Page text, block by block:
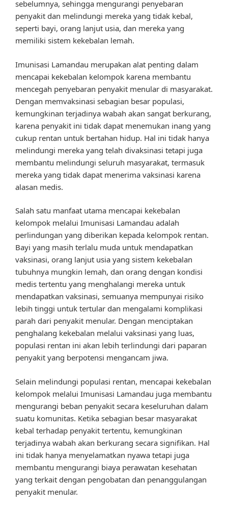
sebelumnya, sehingga mengurangi penyebaran
penyakit dan melindungi mereka yang tidak kebal,
seperti bayi, orang lanjut usia, dan mereka yang
memiliki sistem kekebalan lemah.
Imunisasi Lamandau merupakan alat penting dalam
mencapai kekebalan kelompok karena membantu
mencegah penyebaran penyakit menular di masyarakat.
Dengan memvaksinasi sebagian besar populasi,
kemungkinan terjadinya wabah akan sangat berkurang,
karena penyakit ini tidak dapat menemukan inang yang
cukup rentan untuk bertahan hidup. Hal ini tidak hanya
melindungi mereka yang telah divaksinasi tetapi juga
membantu melindungi seluruh masyarakat, termasuk
mereka yang tidak dapat menerima vaksinasi karena
alasan medis.
Salah satu manfaat utama mencapai kekebalan
kelompok melalui Imunisasi Lamandau adalah
perlindungan yang diberikan kepada kelompok rentan.
Bayi yang masih terlalu muda untuk mendapatkan
vaksinasi, orang lanjut usia yang sistem kekebalan
tubuhnya mungkin lemah, dan orang dengan kondisi
medis tertentu yang menghalangi mereka untuk
mendapatkan vaksinasi, semuanya mempunyai risiko
lebih tinggi untuk tertular dan mengalami komplikasi
parah dari penyakit menular. Dengan menciptakan
penghalang kekebalan melalui vaksinasi yang luas,
populasi rentan ini akan lebih terlindungi dari paparan
penyakit yang berpotensi mengancam jiwa.
Selain melindungi populasi rentan, mencapai kekebalan
kelompok melalui Imunisasi Lamandau juga membantu
mengurangi beban penyakit secara keseluruhan dalam
suatu komunitas. Ketika sebagian besar masyarakat
kebal terhadap penyakit tertentu, kemungkinan
terjadinya wabah akan berkurang secara signifikan. Hal
ini tidak hanya menyelamatkan nyawa tetapi juga
membantu mengurangi biaya perawatan kesehatan
yang terkait dengan pengobatan dan penanggulangan
penyakit menular.